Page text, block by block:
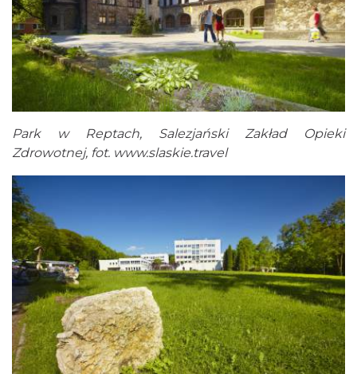
Park w Reptach, Salezjański Zakład Opieki
Zdrowotnej, fot. www.slaskie.travel